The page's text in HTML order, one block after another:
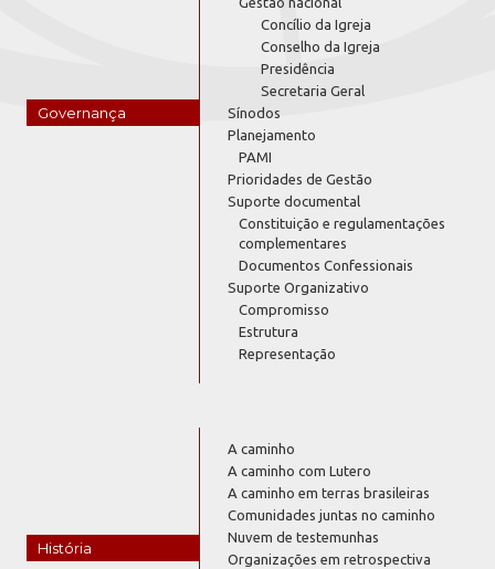
Governança
Concílio da Igreja
Conselho da Igreja
Presidência
Secretaria Geral
Sínodos
Planejamento
PAMI
Prioridades de Gestão
Suporte documental
Constituição e regulamentações
complementares
Documentos Confessionais
Suporte Organizativo
Compromisso
Estrutura
Representação
História
A caminho
A caminho com Lutero
A caminho em terras brasileiras
Comunidades juntas no caminho
Nuvem de testemunhas
Organizações em retrospectiva